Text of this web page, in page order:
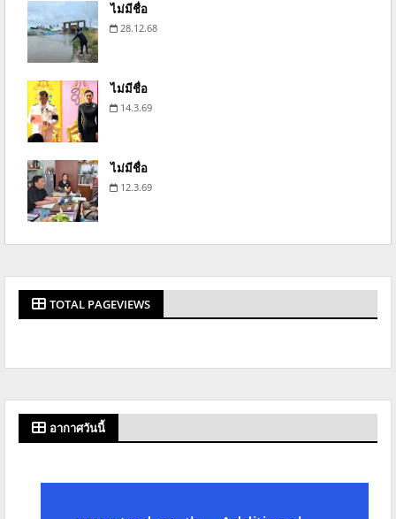
ไม่มีชื่อ
28.12.68
ไม่มีชื่อ
14.3.69
ไม่มีชื่อ
12.3.69
TOTAL PAGEVIEWS
อากาศวันนี้